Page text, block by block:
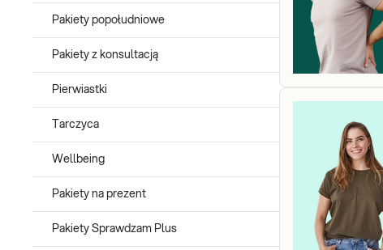
Pakiety popołudniowe
Pakiety z konsultacją
Pierwiastki
Tarczyca
Wellbeing
Pakiety na prezent
Pakiety Sprawdzam Plus